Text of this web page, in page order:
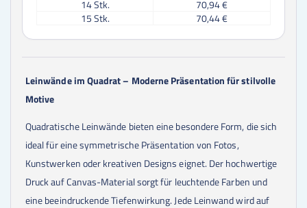
14Stk.
70,94 €
15Stk.
70,44 €
18Stk.
68,94 €
20Stk.
67,94 €
23Stk.
67,94 €
24Stk.
67,94 €
25
30Stk.
67,44 €
35Stk.
67,44 €
40Stk.
66,94 €
Leinwände im Quadrat – Moderne Präsentation für stilvolle
Motive
Quadratische Leinwände bieten eine besondere Form, die sich
ideal für eine symmetrische Präsentation von Fotos,
Kunstwerken oder kreativen Designs eignet. Der hochwertige
Druck auf Canvas-Material sorgt für leuchtende Farben und
eine beeindruckende Tiefenwirkung. Jede Leinwand wird auf